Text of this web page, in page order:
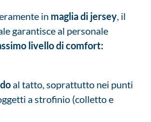
in maglia di jersey, il
garantisce al personale
livello di comfort:
al tatto, soprattutto nei punti
a strofinio (colletto e